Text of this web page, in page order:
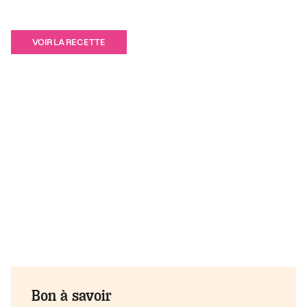
VOIR LA RECETTE
Bon à savoir